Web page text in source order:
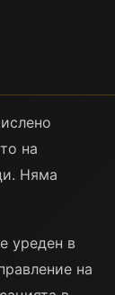
на
Няма
уреден в
на